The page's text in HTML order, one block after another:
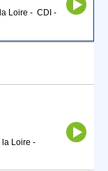
Loire - CDI -
la Loire -